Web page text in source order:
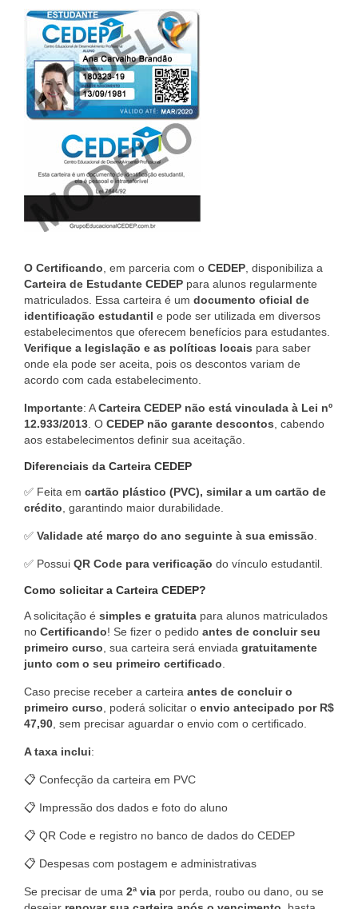
O Certificando , em parceria com o CEDEP , disponibiliza a
Carteira de Estudante CEDEP para alunos regularmente
matriculados. Essa carteira é um documento oficial de
identificação estudantil e pode ser utilizada em diversos
estabelecimentos que oferecem benefícios para estudantes.
Verifique a legislação e as políticas locais para saber
onde ela pode ser aceita, pois os descontos variam de
acordo com cada estabelecimento.
Importante: ACarteira CEDEP não está vinculada à Lei nº
12.933/2013 . O CEDEP não garante descontos , cabendo
aos estabelecimentos definir sua aceitação.
Diferenciais da Carteira CEDEP
✅ Feita em cartão plástico (PVC), similar a um cartão de
crédito , garantindo maior durabilidade.
✅ Validade até março do ano seguinte à sua emissão
✅ Possui QR Code para verificação do vínculo estudantil.
Como solicitar a Carteira CEDEP?
A solicitação é simples e gratuita para alunos matriculados
no Certificando! Se fizer o pedido antes de concluir seu
primeiro curso , sua carteira será enviada gratuitamente
junto com o seu primeiro certificado
Caso precise receber a carteira antes de concluir o
primeiro curso , poderá solicitar o envio antecipado por R$
47,90 , sem precisar aguardar o envio com o certificado.
A taxa inclui:
📋 Confecção da carteira em PVC
📋 Impressão dos dados e foto do aluno
📋 QR Code e registro no banco de dados do CEDEP
📋 Despesas com postagem e administrativas
Se precisar de uma 2ª via por perda, roubo ou dano, ou se